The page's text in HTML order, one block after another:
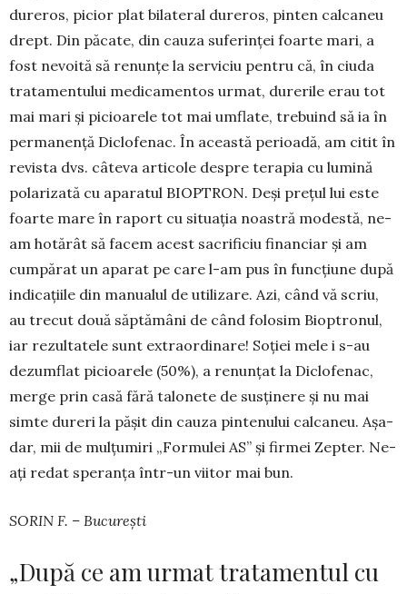
dureros, picior plat bilateral dureros, pinten calcaneu
drept. Din pă­cate, din cauza suferinței foar­te mari, a
fost nevoită să renunțe la serviciu pentru că, în ciuda
tratamentului medicamentos urmat, durerile erau tot
mai mari și pi­cioarele tot mai umflate, trebuind să ia în
permanență Diclofe­nac. În această perioadă, am citit în
revista dvs. câteva articole despre terapia cu lumină
polari­zată cu aparatul BIOPTRON. Deși prețul lui este
foar­te mare în raport cu situația noastră mo­destă, ne-
am hotărât să facem acest sacrificiu finan­ciar și am
cumpărat un aparat pe care l-am pus în funcțiune du­pă
indicațiile din manualul de utili­zare. Azi, când vă scriu,
au trecut două săptămâni de când folosim Bioptronul,
iar rezultatele sunt extraordinare! So­ției mele i s-au
dezumflat picioa­rele (50%), a renunțat la Diclofenac,
merge prin casă fără talonete de susținere și nu mai
simte dureri la pășit din cauza pin­tenului calcaneu. Așa­
dar, mii de mulțumiri „For­mu­lei AS” și firmei Zep­ter. Ne-
ați redat speranța într-un viitor mai bun.
SORIN F. – București
„După ce am urmat tratamentul cu